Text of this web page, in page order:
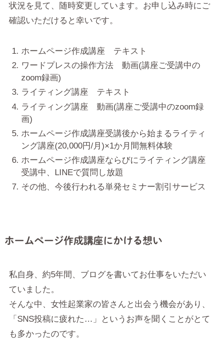
状況を見て、随時変更しています。お申し込み時にご
確認いただけると幸いです。
ホームページ作成講座 テキスト
ワードプレスの操作方法 動画(講座ご受講中の
zoom録画)
ライティング講座 テキスト
ライティング講座 動画(講座ご受講中のzoom録
画)
ホームページ作成講座受講後から始まるライティ
ング講座(20,000円/月)×1か月間無料体験
ホームページ作成講座ならびにライティング講座
受講中、LINEで質問し放題
その他、今後行われる単発セミナー割引サービス
ホームページ作成講座にかける想い
私自身、約5年間、ブログを書いてお仕事をいただい
ていました。
そんな中、女性起業家の皆さんと出会う機会があり、
「SNS投稿に疲れた…」というお声を聞くことがとて
も多かったのです。